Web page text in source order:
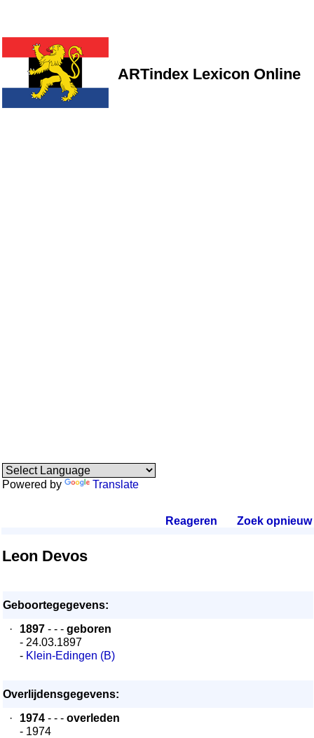
ARTindex Lexicon Online
Powered by Translate
Reageren Zoek opnieuw.
Leon Devos
Geboortegegevens:
·
1897 - - - geboren
- 24.03.1897
- Klein-Edingen (B)
Overlijdensgegevens:
·
1974 - - - overleden
- 1974